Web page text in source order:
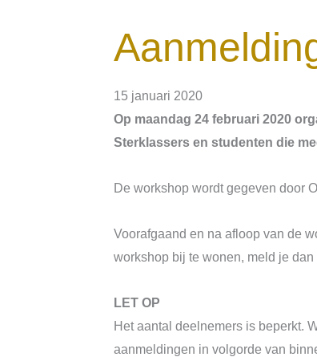
15 januari 2020
Op maandag 24 februari 2020
Sterklassers en studenten die
De workshop wordt gegeven door
Voorafgaand en na afloop van de
workshop bij te wonen, meld je
LET OP
Het aantal deelnemers is beperkt.
aanmeldingen in volgorde van